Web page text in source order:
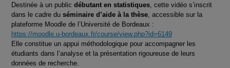
Destinée à un public débutant en statistiques, cette vidéo s’inscrit
dans le cadre du séminaire d’aide à la thèse, accessible sur la
plateforme Moodle de l’Université de Bordeaux :
https://moodle.u-bordeaux.fr/course/view.php?id=6149
Elle constitue un appui méthodologique pour accompagner les
étudiants dans l’analyse et la présentation rigoureuse de leurs
données de recherche.